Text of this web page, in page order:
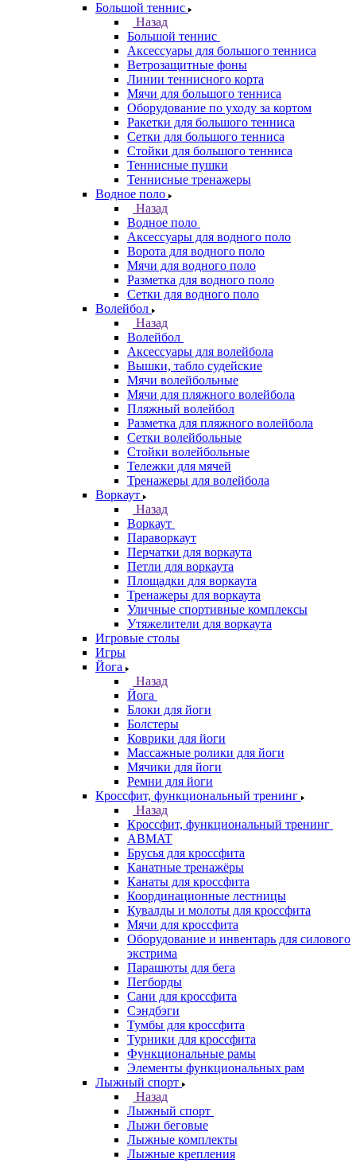
Большой теннис
Назад
Большой теннис
Аксессуары для большого тенниса
Ветрозащитные фоны
Линии теннисного корта
Мячи для большого тенниса
Оборудование по уходу за кортом
Ракетки для большого тенниса
Сетки для большого тенниса
Стойки для большого тенниса
Теннисные пушки
Теннисные тренажеры
Водное поло
Назад
Водное поло
Аксессуары для водного поло
Ворота для водного поло
Мячи для водного поло
Разметка для водного поло
Сетки для водного поло
Волейбол
Назад
Волейбол
Аксессуары для волейбола
Вышки, табло судейские
Мячи волейбольные
Мячи для пляжного волейбола
Пляжный волейбол
Разметка для пляжного волейбола
Сетки волейбольные
Стойки волейбольные
Тележки для мячей
Тренажеры для волейбола
Воркаут
Назад
Воркаут
Параворкаут
Перчатки для воркаута
Петли для воркаута
Площадки для воркаута
Тренажеры для воркаута
Уличные спортивные комплексы
Утяжелители для воркаута
Игровые столы
Игры
Йога
Назад
Йога
Блоки для йоги
Болстеры
Коврики для йоги
Массажные ролики для йоги
Мячики для йоги
Ремни для йоги
Кроссфит, функциональный тренинг
Назад
Кроссфит, функциональный тренинг
ABMAT
Брусья для кроссфита
Канатные тренажёры
Канаты для кроссфита
Координационные лестницы
Кувалды и молоты для кроссфита
Мячи для кроссфита
Оборудование и инвентарь для силового
экстрима
Парашюты для бега
Пегборды
Сани для кроссфита
Сэндбэги
Тумбы для кроссфита
Турники для кроссфита
Функциональные рамы
Элементы функциональных рам
Лыжный спорт
Назад
Лыжный спорт
Лыжи беговые
Лыжные комплекты
Лыжные крепления